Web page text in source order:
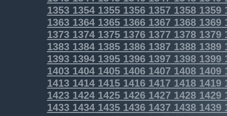
1353135413551356135713581359
1363136413651366136713681369
1373137413751376137713781379
1383138413851386138713881389
1393139413951396139713981399
14031404140514061407 14081409
14131414141514161417 14181419
1423142414251426142714281429
14331434143514361437 14381439